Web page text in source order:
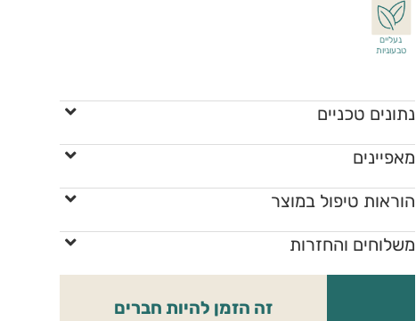
נעליים
טבעוניות
נתונים טכניים
מאפיינים
הוראות טיפול במוצר
משלוחים והחזרות
זה הזמן להיות חברים